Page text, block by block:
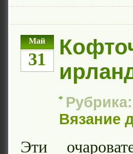
Май
31
Рубрика:
Вязание
Эти